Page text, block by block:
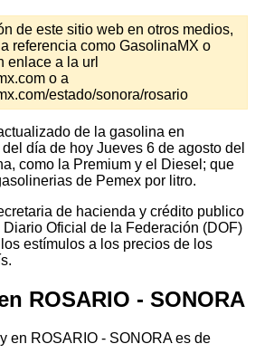
de este sitio web en otros medios,
referencia como GasolinaMX o
enlace a la url
o a
estado/sonora/rosario
de la gasolina en
del día de hoy Jueves 6 de agosto del
como la Premium y el Diesel; que
de Pemex por litro.
de hacienda y crédito publico
Oficial de la Federación (DOF)
estímulos a los precios de los
ROSARIO - SONORA
en ROSARIO - SONORA es de